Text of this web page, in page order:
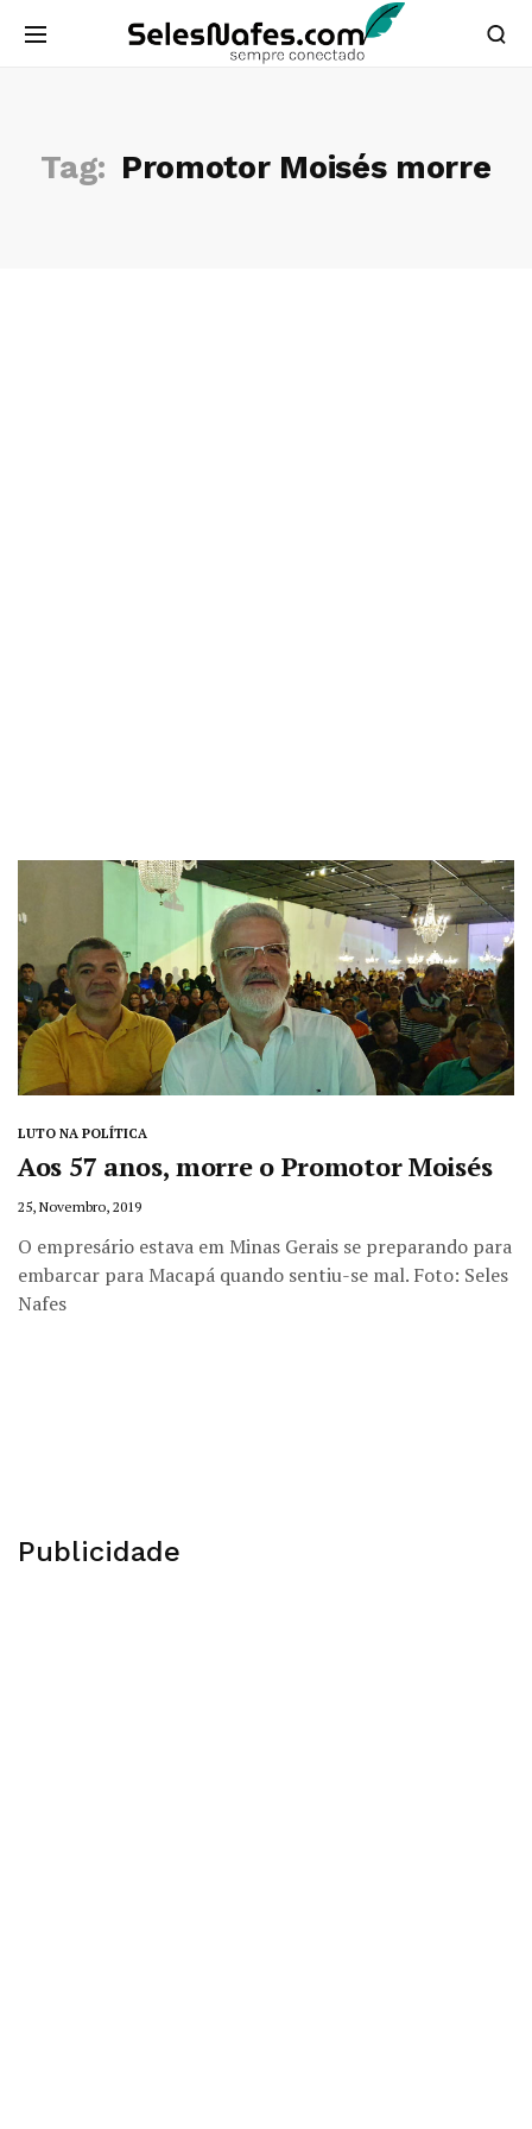
Tag: Promotor Moisés morre
LUTO NA POLÍTICA
Aos 57 anos, morre o Promotor Moisés
25, Novembro, 2019
O empresário estava em Minas Gerais se preparando para
embarcar para Macapá quando sentiu-se mal. Foto: Seles
Nafes
Publicidade